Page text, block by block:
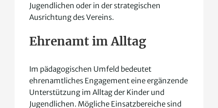
Jugendlichen oder in der strategischen
Ausrichtung des Vereins.
Ehrenamt im Alltag
Im pädagogischen Umfeld bedeutet
ehrenamtliches Engagement eine ergänzende
Unterstützung im Alltag der Kinder und
Jugendlichen. Mögliche Einsatzbereiche sind